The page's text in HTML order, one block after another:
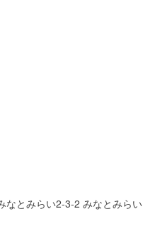
なとみらい2-3-2 みなとみらい